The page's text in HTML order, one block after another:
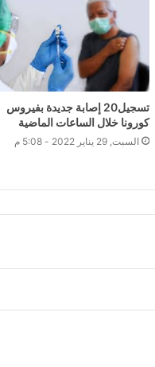
تسجيل20 إصابة جديدة بفيروس
كورونا خلال الساعات الماضية
السبت, 29 يناير 2022 - 5:08 م